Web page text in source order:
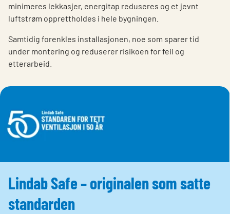
minimeres lekkasjer, energitap reduseres og et jevnt
luftstrøm opprettholdes i hele bygningen.
Samtidig forenkles installasjonen, noe som sparer tid
under montering og reduserer risikoen for feil og
etterarbeid.
Lindab Safe – originalen som satte
standarden